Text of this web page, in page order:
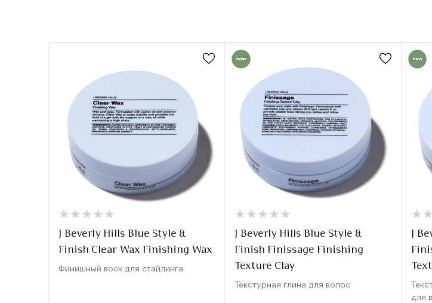
★
★ ★
★ ★
★ ★
★ ★
★
J Beverly Hills Blue Style &
Finish Clear Wax Finishing Wax
Финишный воск для стайлинга
★
★ ★
★ ★
★ ★
★ ★
★
J Beverly Hills Blue Style &
Finish Finissage Finishing
Texture Clay
Текстурная глина для волос
★
★ ★
★
J
для